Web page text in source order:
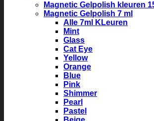
Magnetic Gelpolish kleuren
Magnetic Gelpolish 7 ml
Alle 7ml KLeuren
Mint
Glass
Cat Eye
Yellow
Orange
Blue
Pink
Shimmer
Pearl
Pastel